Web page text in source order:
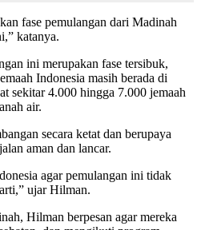
fase pemulangan dari Madinah
katanya.
ini merupakan fase tersibuk,
Indonesia masih berada di
sekitar 4.000 hingga 7.000 jemaah
air.
secara ketat dan berupaya
aman dan lancar.
agar pemulangan ini tidak
ujar Hilman.
Hilman berpesan agar mereka